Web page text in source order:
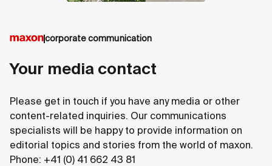
corporate communication
Your media contact
Please get in touch if you have any media or other
content-related inquiries. Our communications
specialists will be happy to provide information on
editorial topics and stories from the world of maxon.
Phone: +41 (0) 41 662 43 81